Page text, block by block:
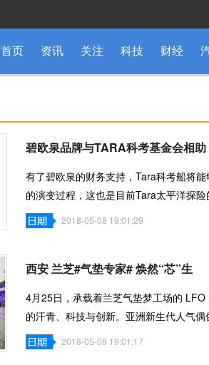
首页 资讯 关注 科技 财经
碧欧泉品牌与TARA科考基金会相
有了碧欧泉的财务支持，Tara科考船将
的演变过程，这也是目前Tara太平洋探
到中国，这艘2018-05-08 19:01:29
西安 兰芝#气垫专家# 焕然“芯”生
4月25日，承载着兰芝气垫梦工场的
的汗青、科技与创新。亚洲新生代人气
兰芝中国大陆2018-05-08 19:01:17